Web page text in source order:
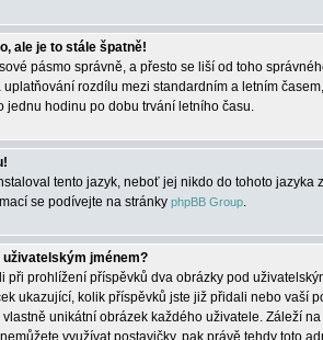
ale je to stále špatně!
pásmo správně, a přesto se liší od toho
rozdílu mezi standardním a letním
jednu hodinu po dobu trvání letního času.
tento jazyk, neboť jej nikdo do tohoto
se podívejte na stránky phpBB Group.
jménem?
při prohlížení příspěvků dva obrázky pod
ukazující, kolik příspěvků jste již přidali nebo vaší
unikátní obrázek každého uživatele. Záleží
využívat postavičky, pak právě tehdy toto